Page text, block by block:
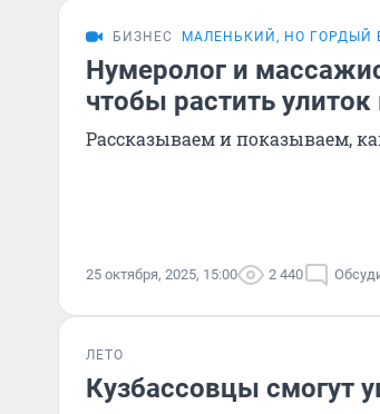
БИЗНЕС МАЛЕНЬКИЙ, НО ГОРДЫЙ
Нумеролог и
чтобы растить
Рассказываем и показываем,
25 октября, 2025, 15:00 2 440
ЛЕТО
Кузбассовцы смогут